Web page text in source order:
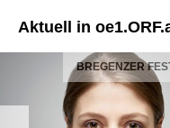
Länge: 28:40 min
Label: EBU
Komponist/
Titel: Ouvertüre zu der
Aktuell in
BREGENZER